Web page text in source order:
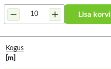
7.6MM (1)
GREY (13)
LIGHT GREY (1)
Lisa korvi
Kogus
[m]